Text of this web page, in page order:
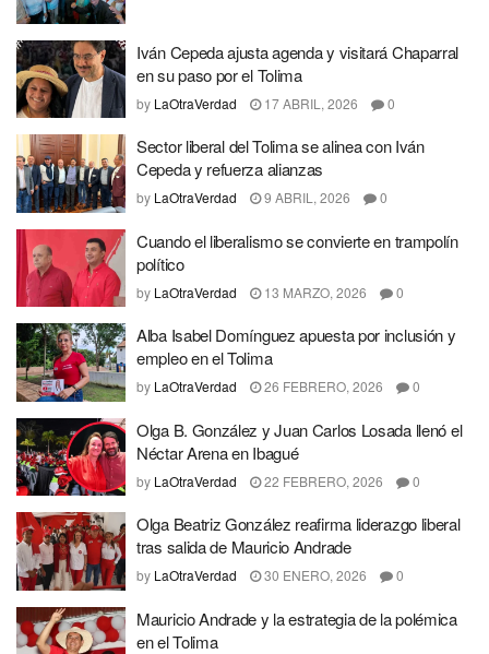
Iván Cepeda ajusta agenda y visitará Chaparral
en su paso por el Tolima
by LaOtraVerdad 17 ABRIL, 2026 0
Sector liberal del Tolima se alinea con Iván
Cepeda y refuerza alianzas
by LaOtraVerdad 9 ABRIL, 2026 0
Cuando el liberalismo se convierte en trampolín
político
by LaOtraVerdad 13 MARZO, 2026 0
Alba Isabel Domínguez apuesta por inclusión y
empleo en el Tolima
by LaOtraVerdad 26 FEBRERO, 2026 0
Olga B. González y Juan Carlos Losada llenó el
Néctar Arena en Ibagué
by LaOtraVerdad 22 FEBRERO, 2026 0
Olga Beatriz González reafirma liderazgo liberal
tras salida de Mauricio Andrade
by LaOtraVerdad 30 ENERO, 2026 0
Mauricio Andrade y la estrategia de la polémica
en el Tolima